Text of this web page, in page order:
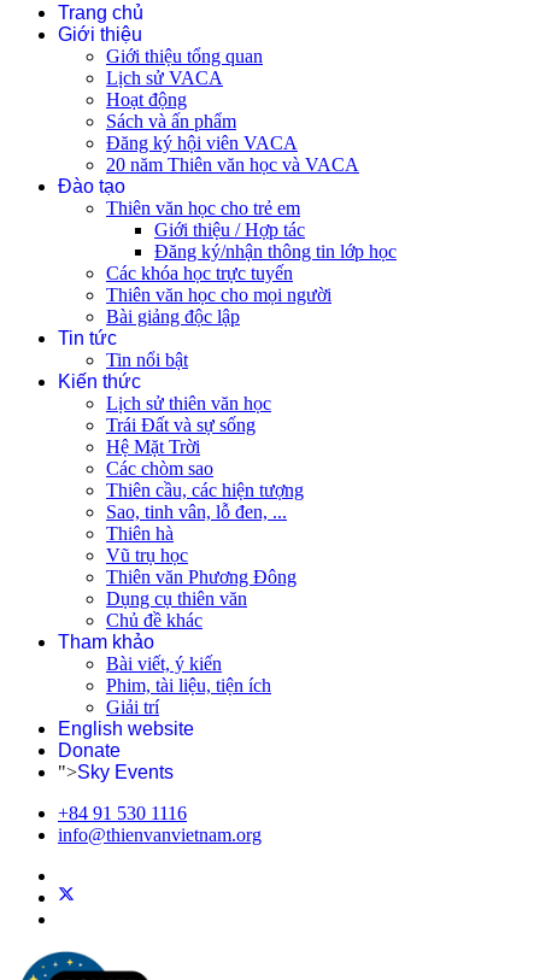
Trang chủ
Giới thiệu
Giới thiệu tổng quan
Lịch sử VACA
Hoạt động
Sách và ấn phẩm
Đăng ký hội viên VACA
20 năm Thiên văn học và VACA
Đào tạo
Thiên văn học cho trẻ em
Giới thiệu / Hợp tác
Đăng ký/nhận thông tin lớp học
Các khóa học trực tuyến
Thiên văn học cho mọi người
Bài giảng độc lập
Tin tức
Tin nổi bật
Kiến thức
Lịch sử thiên văn học
Trái Đất và sự sống
Hệ Mặt Trời
Các chòm sao
Thiên cầu, các hiện tượng
Sao, tinh vân, lỗ đen, ...
Thiên hà
Vũ trụ học
Thiên văn Phương Đông
Dụng cụ thiên văn
Chủ đề khác
Tham khảo
Bài viết, ý kiến
Phim, tài liệu, tiện ích
Giải trí
English website
Donate
">Sky Events
+84 91 530 1116
info@thienvanvietnam.org